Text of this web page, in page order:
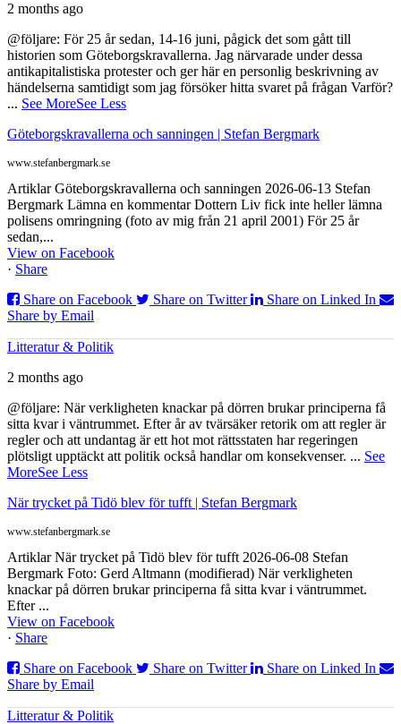
2 months ago
@följare: För 25 år sedan, 14-16 juni, pågick det som gått till
historien som Göteborgskravallerna. Jag närvarade under dessa
antikapitalistiska protester och ger här en personlig beskrivning av
händelserna samtidigt som jag försöker hitta svaret på frågan Varför?
... See MoreSee Less
Göteborgskravallerna och sanningen | Stefan Bergmark
www.stefanbergmark.se
Artiklar Göteborgskravallerna och sanningen 2026-06-13 Stefan
Bergmark Lämna en kommentar Dottern Liv fick inte heller lämna
polisens omringning (foto av mig från 21 april 2001) För 25 år
sedan,...
View on Facebook
· Share
Share on Facebook
Share on Twitter
Share on Linked In
Share by Email
Litteratur & Politik
2 months ago
@följare: När verkligheten knackar på dörren brukar principerna få
sitta kvar i väntrummet. Efter år av tvärsäker retorik om att regler är
regler och att undantag är ett hot mot rättsstaten har regeringen
plötsligt upptäckt att politik också handlar om konsekvenser. ... See
MoreSee Less
När trycket på Tidö blev för tufft | Stefan Bergmark
www.stefanbergmark.se
Artiklar När trycket på Tidö blev för tufft 2026-06-08 Stefan
Bergmark Foto: Gerd Altmann (modifierad) När verkligheten
knackar på dörren brukar principerna få sitta kvar i väntrummet.
Efter ...
View on Facebook
· Share
Share on Facebook
Share on Twitter
Share on Linked In
Share by Email
Litteratur & Politik